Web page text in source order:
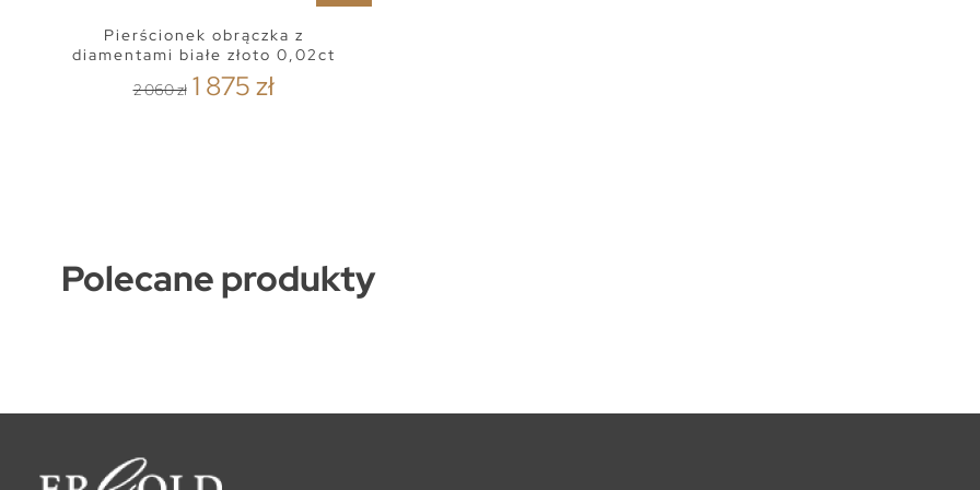
Pierścionek obrączka z
diamentami białe złoto 0,02ct
2 060 zł 1 875 zł
Polecane produkty